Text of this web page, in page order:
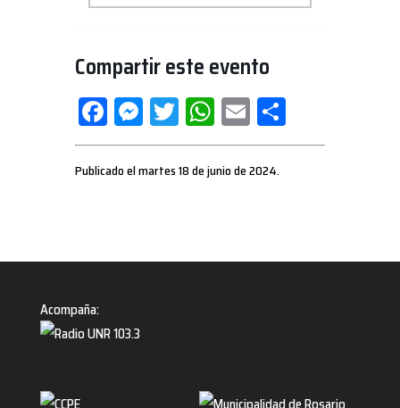
Compartir este evento
Facebook
Messenger
Twitter
WhatsApp
Email
Publicado el martes 18 de junio de 2024.
Acompaña: